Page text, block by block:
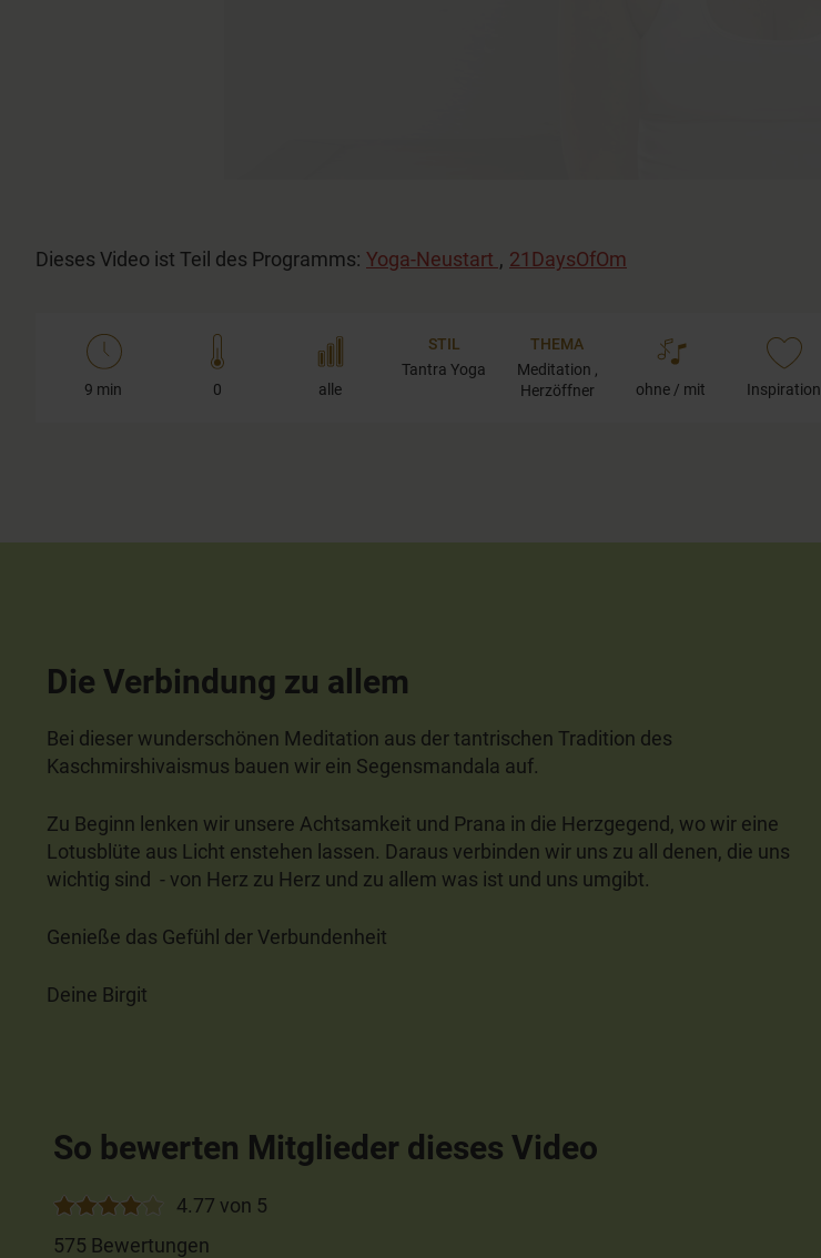
Dieses Video ist Teil des Programms: Yoga-Neustart , 21DaysOfOm
9 min 0 alle
STIL
Tantra Yoga
THEMA
Meditation ,
Herzöffner
ohne / mit Inspiration
Die Verbindung zu allem
Bei dieser wunderschönen Meditation aus der tantrischen Tradition des
Kaschmirshivaismus bauen wir ein Segensmandala auf.
Zu Beginn lenken wir unsere Achtsamkeit und Prana in die Herzgegend, wo wir eine
Lotusblüte aus Licht enstehen lassen. Daraus verbinden wir uns zu all denen, die uns
wichtig sind - von Herz zu Herz und zu allem was ist und uns umgibt.
Genieße das Gefühl der Verbundenheit
Deine Birgit
So bewerten Mitglieder dieses Video
4.77 von 5
575 Bewertungen